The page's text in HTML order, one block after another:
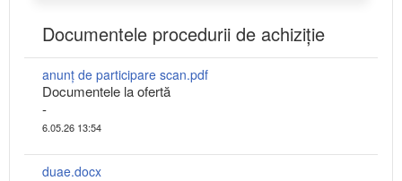
Documentele procedurii de achiziție
anunț de participare scan.pdf
Documentele la ofertă
-
6.05.26 13:54
duae.docx